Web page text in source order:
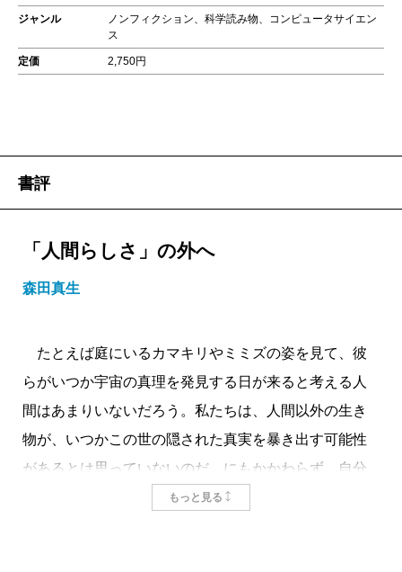
ジャンル
ノンフィクション、科学読み物、コンピュータサイエン
ス
定価 2,750円
書評
「人間らしさ」の外へ
森田真生
たとえば庭にいるカマキリやミミズの姿を見て、彼
らがいつか宇宙の真理を発見する日が来ると考える人
間はあまりいないだろう。私たちは、人間以外の生き
物が、いつかこの世の隠された真実を暴き出す可能性
があるとは思っていないのだ。にもかかわらず、自分
たちにはそれができるかもしれないと信じてきた。人
もっと見る